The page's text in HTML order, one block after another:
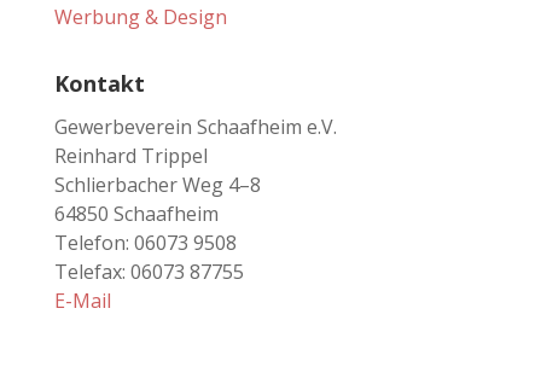
Werbung & Design
Kontakt
Gewerbeverein Schaafheim e.V.
Reinhard Trippel
Schlierbacher Weg 4–8
64850 Schaafheim
Telefon: 06073 9508
Telefax: 06073 87755
E-Mail